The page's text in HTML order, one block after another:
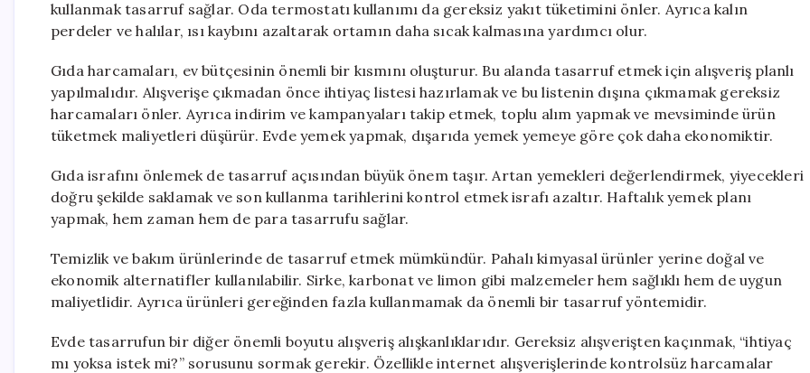
kullanmak tasarruf sağlar. Oda termostatı kullanımı da gereksiz yakıt tüketimini önler. Ayrıca kalın
perdeler ve halılar, ısı kaybını azaltarak ortamın daha sıcak kalmasına yardımcı olur.
Gıda harcamaları, ev bütçesinin önemli bir kısmını oluşturur. Bu alanda tasarruf etmek için alışveriş planlı
yapılmalıdır. Alışverişe çıkmadan önce ihtiyaç listesi hazırlamak ve bu listenin dışına çıkmamak gereksiz
harcamaları önler. Ayrıca indirim ve kampanyaları takip etmek, toplu alım yapmak ve mevsiminde ürün
tüketmek maliyetleri düşürür. Evde yemek yapmak, dışarıda yemek yemeye göre çok daha ekonomiktir.
Gıda israfını önlemek de tasarruf açısından büyük önem taşır. Artan yemekleri değerlendirmek, yiyecekleri
doğru şekilde saklamak ve son kullanma tarihlerini kontrol etmek israfı azaltır. Haftalık yemek planı
yapmak, hem zaman hem de para tasarrufu sağlar.
Temizlik ve bakım ürünlerinde de tasarruf etmek mümkündür. Pahalı kimyasal ürünler yerine doğal ve
ekonomik alternatifler kullanılabilir. Sirke, karbonat ve limon gibi malzemeler hem sağlıklı hem de uygun
maliyetlidir. Ayrıca ürünleri gereğinden fazla kullanmamak da önemli bir tasarruf yöntemidir.
Evde tasarrufun bir diğer önemli boyutu alışveriş alışkanlıklarıdır. Gereksiz alışverişten kaçınmak, “ihtiyaç
mı yoksa istek mi?” sorusunu sormak gerekir. Özellikle internet alışverişlerinde kontrolsüz harcamalar